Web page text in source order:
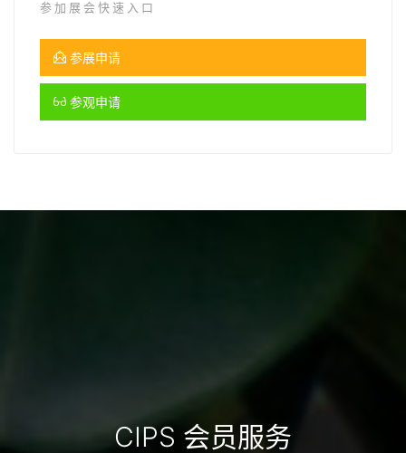
参加展会快速入口
参展申请
参观申请
CIPS 会员服务